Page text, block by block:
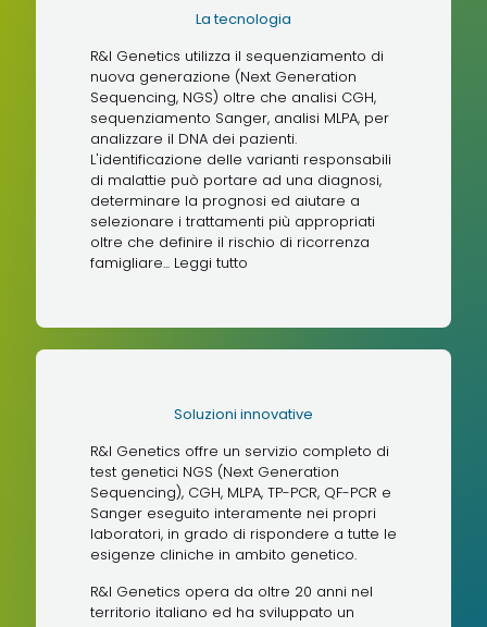
La tecnologia
R&I Genetics utilizza il sequenziamento di
nuova generazione (Next Generation
Sequencing, NGS) oltre che analisi CGH,
sequenziamento Sanger, analisi MLPA, per
analizzare il DNA dei pazienti.
L'identificazione delle varianti responsabili
di malattie può portare ad una diagnosi,
determinare la prognosi ed aiutare a
selezionare i trattamenti più appropriati
oltre che definire il rischio di ricorrenza
famigliare... Leggi tutto
Soluzioni innovative
R&I Genetics offre un servizio completo di
test genetici NGS (Next Generation
Sequencing), CGH, MLPA, TP-PCR, QF-PCR e
Sanger eseguito interamente nei propri
laboratori, in grado di rispondere a tutte le
esigenze cliniche in ambito genetico.
R&I Genetics opera da oltre 20 anni nel
territorio italiano ed ha sviluppato un